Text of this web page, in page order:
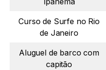
Curso de Surfe no Rio
de Janeiro
Aluguel de barco com
capitão